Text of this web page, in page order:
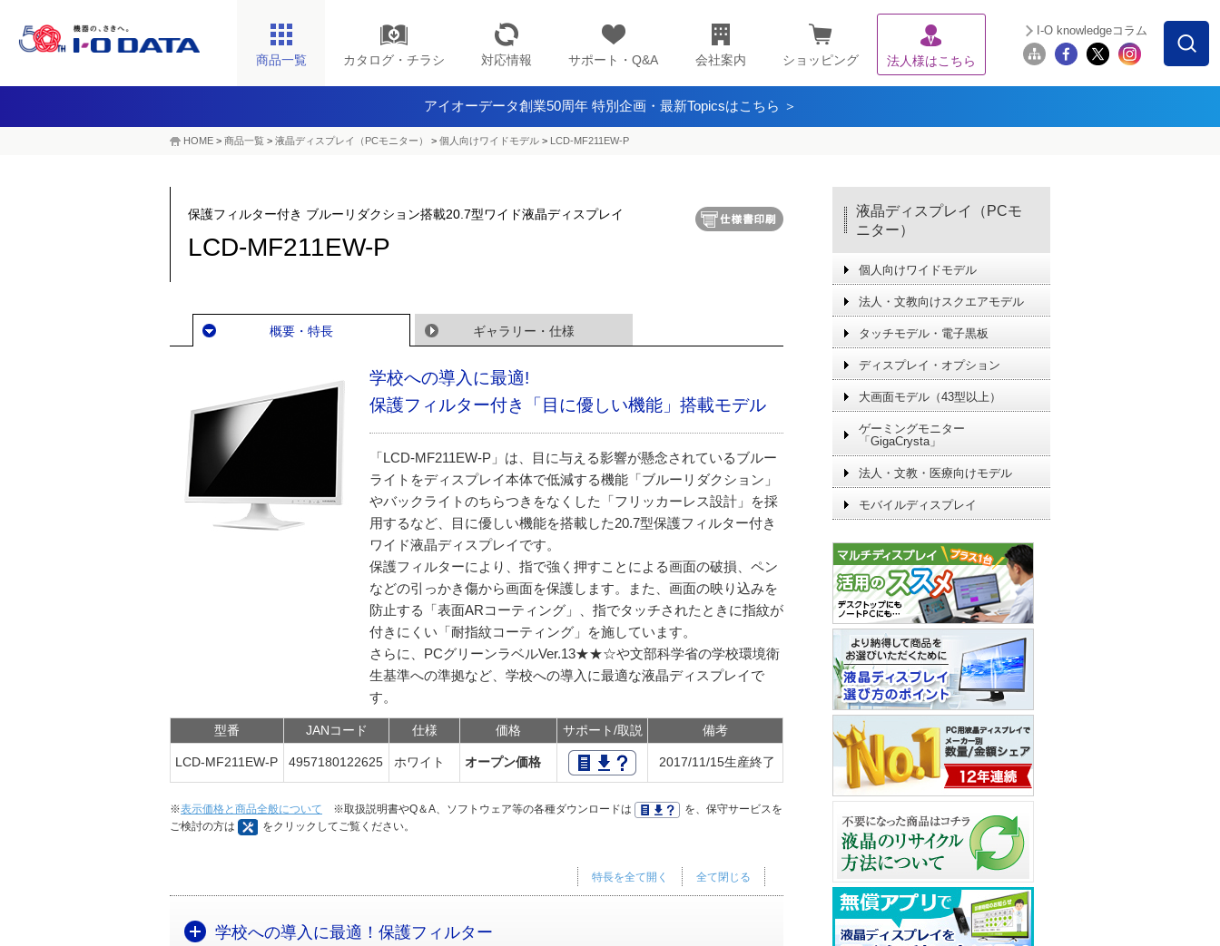
商品一覧 カタログ・チラシ 対応情報 サポート・Q&A 会社案内 ショッピング 法人様はこちら
I-O knowledgeコラム
アイオーデータ創業50周年 特別企画・最新Topicsはこちら ＞
HOME > 商品一覧 > 液晶ディスプレイ（PCモニター） > 個人向けワイドモデル > LCD-MF211EW-P
保護フィルター付き ブルーリダクション搭載20.7型ワイド液晶ディスプレイ
LCD-MF211EW-P
概要・特長 ギャラリー・仕様
学校への導入に最適!
保護フィルター付き「目に優しい機能」搭載モデル
「LCD-MF211EW-P」は、目に与える影響が懸念されているブルー
ライトをディスプレイ本体で低減する機能「ブルーリダクション」
やバックライトのちらつきをなくした「フリッカーレス設計」を採
用するなど、目に優しい機能を搭載した20.7型保護フィルター付き
ワイド液晶ディスプレイです。
保護フィルターにより、指で強く押すことによる画面の破損、ペン
などの引っかき傷から画面を保護します。また、画面の映り込みを
防止する「表面ARコーティング」、指でタッチされたときに指紋が
付きにくい「耐指紋コーティング」を施しています。
さらに、PCグリーンラベルVer.13★★☆や文部科学省の学校環境衛
生基準への準拠など、学校への導入に最適な液晶ディスプレイで
す。
型番 JANコード 仕様 価格 サポート/取説 備考
LCD-MF211EW-P 4957180122625 ホワイト オープン価格 2017/11/15生産終了
※表示価格と商品全般について ※取扱説明書やQ＆A、ソフトウェア等の各種ダウンロードは
を、保守サービスを
ご検討の方は
をクリックしてご覧ください。
全て閉じる
特長を全て開く
学校への導入に最適！保護フィルター
液晶ディスプレイ（PCモ
ニター）
個人向けワイドモデル
法人・文教向けスクエアモデル
タッチモデル・電子黒板
ディスプレイ・オプション
大画面モデル（43型以上）
ゲーミングモニター
「GigaCrysta」
法人・文教・医療向けモデル
モバイルディスプレイ